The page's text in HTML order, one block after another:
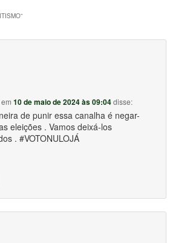
”
em10 de maio de 2024 às 09:04disse:
de punir essa canalha é negar-
eleições . Vamos deixá-los
. #VOTONULOJÁ